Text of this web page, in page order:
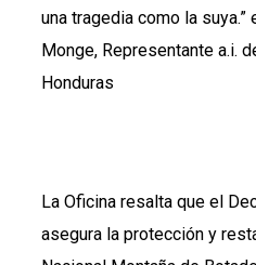
una tragedia como la
Monge, Representante a.i.
Honduras
La Oficina resalta que el
asegura la protección y